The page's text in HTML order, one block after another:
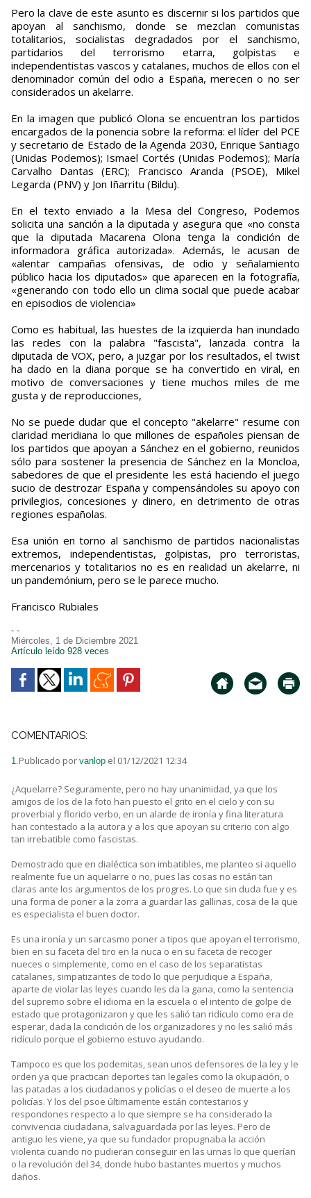
Pero la clave de este asunto es discernir si los partidos que
apoyan al sanchismo, donde se mezclan comunistas
totalitarios, socialistas degradados por el sanchismo,
partidarios del terrorismo etarra, golpistas e
independentistas vascos y catalanes, muchos de ellos con el
denominador común del odio a España, merecen o no ser
considerados un akelarre.
En la imagen que publicó Olona se encuentran los partidos
encargados de la ponencia sobre la reforma: el líder del PCE
y secretario de Estado de la Agenda 2030, Enrique Santiago
(Unidas Podemos); Ismael Cortés (Unidas Podemos); María
Carvalho Dantas (ERC); Francisco Aranda (PSOE), Mikel
Legarda (PNV) y Jon Iñarritu (Bildu).
En el texto enviado a la Mesa del Congreso, Podemos
solicita una sanción a la diputada y asegura que «no consta
que la diputada Macarena Olona tenga la condición de
informadora gráfica autorizada». Además, le acusan de
«alentar campañas ofensivas, de odio y señalamiento
público hacia los diputados» que aparecen en la fotografía,
«generando con todo ello un clima social que puede acabar
en episodios de violencia»
Como es habitual, las huestes de la izquierda han inundado
las redes con la palabra "fascista", lanzada contra la
diputada de VOX, pero, a juzgar por los resultados, el twist
ha dado en la diana porque se ha convertido en viral, en
motivo de conversaciones y tiene muchos miles de me
gusta y de reproducciones,
No se puede dudar que el concepto "akelarre" resume con
claridad meridiana lo que millones de españoles piensan de
los partidos que apoyan a Sánchez en el gobierno, reunidos
sólo para sostener la presencia de Sánchez en la Moncloa,
sabedores de que el presidente les está haciendo el juego
sucio de destrozar España y compensándoles su apoyo con
privilegios, concesiones y dinero, en detrimento de otras
regiones españolas.
Esa unión en torno al sanchismo de partidos nacionalistas
extremos, independentistas, golpistas, pro terroristas,
mercenarios y totalitarios no es en realidad un akelarre, ni
un pandemónium, pero se le parece mucho.
Francisco Rubiales
- -
Miércoles, 1 de Diciembre 2021
Artículo leído 928 veces
COMENTARIOS:
1.Publicado por vanlop el 01/12/2021 12:34
¿Aquelarre? Seguramente, pero no hay unanimidad, ya que los
amigos de los de la foto han puesto el grito en el cielo y con su
proverbial y florido verbo, en un alarde de ironía y fina literatura
han contestado a la autora y a los que apoyan su criterio con algo
tan irrebatible como fascistas.
Demostrado que en dialéctica son imbatibles, me planteo si aquello
realmente fue un aquelarre o no, pues las cosas no están tan
claras ante los argumentos de los progres. Lo que sin duda fue y es
una forma de poner a la zorra a guardar las gallinas, cosa de la que
es especialista el buen doctor.
Es una ironía y un sarcasmo poner a tipos que apoyan el terrorismo,
bien en su faceta del tiro en la nuca o en su faceta de recoger
nueces o simplemente, como en el caso de los separatistas
catalanes, simpatizantes de todo lo que perjudique a España,
aparte de violar las leyes cuando les da la gana, como la sentencia
del supremo sobre el idioma en la escuela o el intento de golpe de
estado que protagonizaron y que les salió tan ridículo como era de
esperar, dada la condición de los organizadores y no les salió más
ridículo porque el gobierno estuvo ayudando.
Tampoco es que los podemitas, sean unos defensores de la ley y le
orden ya que practican deportes tan legales como la okupación, o
las patadas a los ciudadanos y policías o el deseo de muerte a los
policías. Y los del psoe últimamente están contestarios y
respondones respecto a lo que siempre se ha considerado la
convivencia ciudadana, salvaguardada por las leyes. Pero de
antiguo les viene, ya que su fundador propugnaba la acción
violenta cuando no pudieran conseguir en las urnas lo que querían
o la revolución del 34, donde hubo bastantes muertos y muchos
daños.